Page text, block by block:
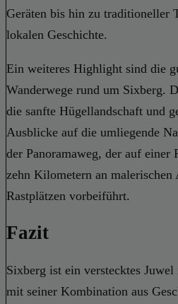
Geräten bis hin zu traditioneller
lokalen Geschichte.
Ein weiteres Highlight sind die
Wanderwege rund um Sixberg.
die sanfte Hügellandschaft und
Ausblicke auf die umliegende
der Panoramaweg, der auf einer
zehn Kilometern an malerischen
Rastplätzen vorbeiführt.
Fazit
Sixberg ist ein verstecktes
mit seiner Kombination aus